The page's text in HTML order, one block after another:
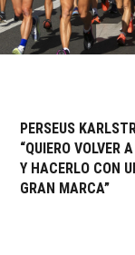
PERSEUS
“QUIERO VOLVER
Y HACERLO CON
GRAN MARCA”